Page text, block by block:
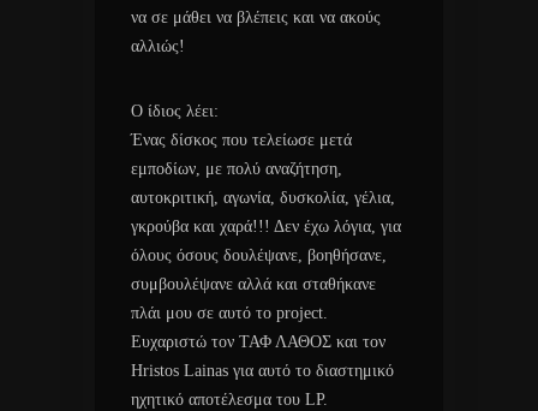
να σε μάθει να βλέπεις και να ακούς
αλλιώς!
Ο ίδιος λέει:
Ένας δίσκος που τελείωσε μετά
εμποδίων, με πολύ αναζήτηση,
αυτοκριτική, αγωνία, δυσκολία, γέλια,
γκρούβα και χαρά!!! Δεν έχω λόγια, για
όλους όσους δουλέψανε, βοηθήσανε,
συμβουλέψανε αλλά και σταθήκανε
πλάι μου σε αυτό το project.
Eυχαριστώ τον ΤΑΦ ΛΑΘΟΣ και τον
Hristos Lainas για αυτό το διαστημικό
ηχητικό αποτέλεσμα του LP.